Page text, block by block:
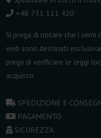
+48 731 111 420
Si prega di notare che i
web sono destinati
prega di verificare le leggi
acquisto.
SPEDIZIONE E
PAGAMENTO
SICUREZZA